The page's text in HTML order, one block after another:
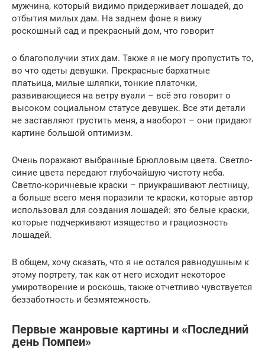
мужчина, который видимо придерживает лошадей, до
отбытия милых дам. На заднем фоне я вижу
роскошный сад и прекрасный дом, что говорит
о благополучии этих дам. Также я не могу пропустить то,
во что одеты девушки. Прекрасные бархатные
платьица, милые шляпки, тонкие платочки,
развивающиеся на ветру вуали – всё это говорит о
высоком социальном статусе девушек. Все эти детали
не заставляют грустить меня, а наоборот – они придают
картине большой оптимизм.
Очень поражают выбранные Брюлловым цвета. Светло-
синие цвета передают глубочайшую чистоту неба.
Светло-коричневые краски – приукрашивают лестницу,
а больше всего меня поразили те краски, которые автор
использовал для создания лошадей: это белые краски,
которые подчеркивают изящество и грациозность
лошадей.
В общем, хочу сказать, что я не остался равнодушным к
этому портрету, так как от него исходит некоторое
умиротворение и роскошь, также отчетливо чувствуется
беззаботность и безмятежность.
Первые жанровые картины и «Последний
день Помпеи»